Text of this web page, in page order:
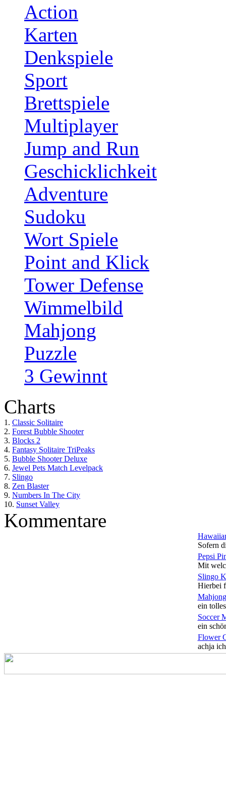
Action
Karten
Denkspiele
Sport
Brettspiele
Multiplayer
Jump and Run
Geschicklichkeit
Adventure
Sudoku
Wort Spiele
Point and Klick
Tower Defense
Wimmelbild
Mahjong
Puzzle
3 Gewinnt
Charts
1. Classic Solitaire
2. Forest Bubble Shooter
3. Blocks 2
4. Fantasy Solitaire TriPeaks
5. Bubble Shooter Deluxe
6. Jewel Pets Match Levelpack
7. Slingo
8. Zen Blaster
9. Numbers In The City
10. Sunset Valley
Kommentare
Sofern
Pepsi
Mit
Slingo
Hierbei
ein
Soccer
ein
Flower
achja